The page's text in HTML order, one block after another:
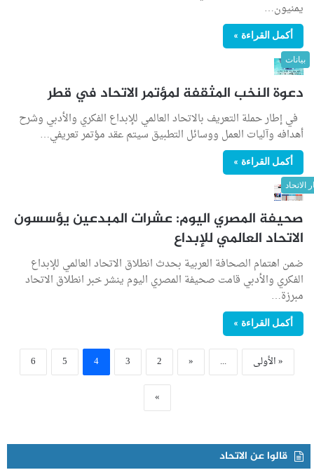
يمنيون…
أكمل القراءة »
بيانات
دعوة النخب المثقفة لمؤتمر الاتحاد في قطر
في إطار حملة التعريف بالاتحاد العالمي للإبداع الفكري والأدبي وشرح
أهدافه وآليات العمل ووسائل التطبيق سيتم عقد مؤتمر تعريفي…
أكمل القراءة »
الاتحاد
صحيفة المصري اليوم: عشرات المبدعين يؤسسون
الاتحاد العالمي للإبداع
ضمن اهتمام الصحافة العربية بحدث انطلاق الاتحاد العالمي للإبداع
الفكري والأدبي قامت صحيفة المصري اليوم ينشر خبر انطلاق الاتحاد
مبرزة…
أكمل القراءة »
« الأولى ...
«
2
3
4
5
6
»
قالوا عن الاتحاد